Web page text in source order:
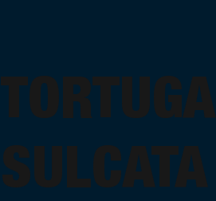
TORTUGA
SULCATA